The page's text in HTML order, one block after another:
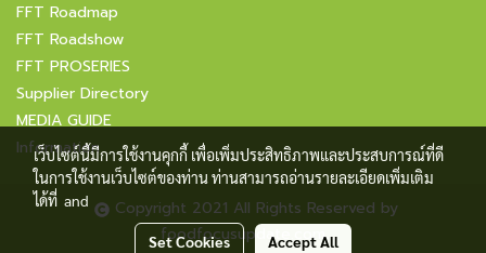
FFT Roadmap
FFT Roadshow
FFT PROSERIES
Supplier Directory
MEDIA GUIDE
Information
Copyright 2021 All Rights Reserved by
foodfocusupdate.com
เว็บไซต์นี้มีการใช้งานคุกกี้ เพื่อเพิ่มประสิทธิภาพและประสบการณ์ที่ดี
ในการใช้งานเว็บไซต์ของท่าน ท่านสามารถอ่านรายละเอียดเพิ่มเติม
ได้ที่ and
Set Cookies Accept All